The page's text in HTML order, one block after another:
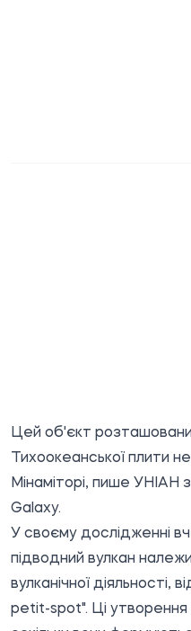
Цей об'єкт
Тихоокеанської плити
Мінаміторі, пише УНІАН
Galaxy.
У своєму дослідженні
підводний вулкан
вулканічної діяльності,
petit-spot". Ці